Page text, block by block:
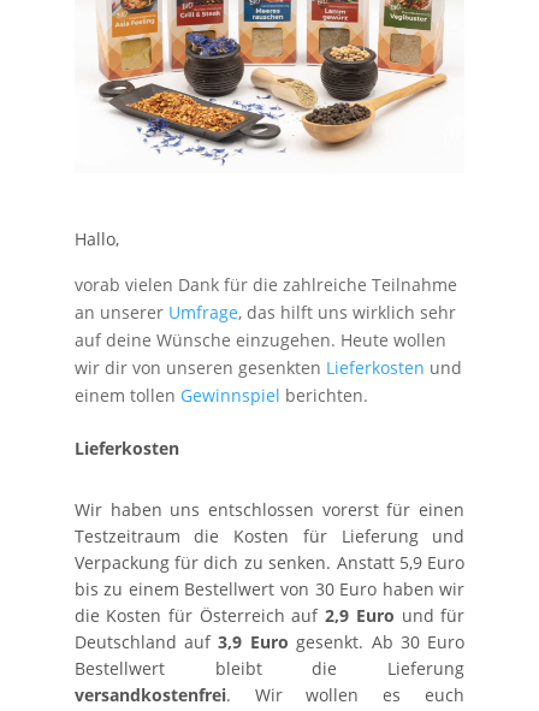
Hallo,
vorab vielen Dank für die zahlreiche Teilnahme
an unserer Umfrage, das hilft uns wirklich sehr
auf deine Wünsche einzugehen. Heute wollen
wir dir von unseren gesenkten Lieferkosten und
einem tollen Gewinnspiel berichten.
Lieferkosten
Wir haben uns entschlossen vorerst für einen
Testzeitraum die Kosten für Lieferung und
Verpackung für dich zu senken. Anstatt 5,9 Euro
bis zu einem Bestellwert von 30 Euro haben wir
die Kosten für Österreich auf2,9 Euro und für
Deutschland auf3,9 Euro gesenkt. Ab 30 Euro
Bestellwert bleibt die Lieferung
versandkostenfrei. Wir wollen es euch